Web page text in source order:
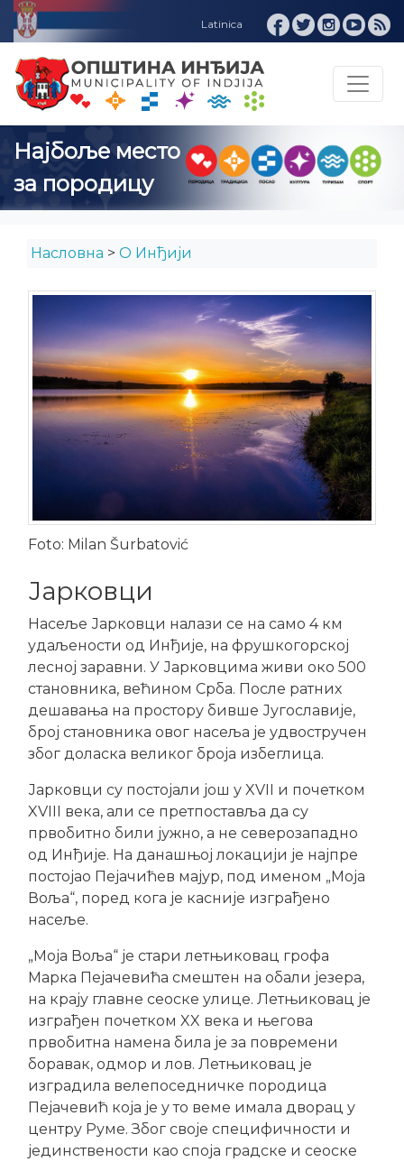
Насловна > О Инђији
Foto: Milan Šurbatović
Јарковци
Насеље Јарковци налази се на само 4 км
удаљености од Инђије, на фрушкогорској
лесној заравни. У Јарковцима живи око 500
становника, већином Срба. После ратних
дешавања на простору бивше Југославије,
број становника овог насеља је удвостручен
због доласка великог броја избеглица.
Јарковци су постојали још у XVII и почетком
XVIII века, али се претпоставља да су
првобитно били јужно, а не северозападно
од Инђије. На данашњој локацији је најпре
постојао Пејачићев мајур, под именом „Моја
Воља“, поред кога је касније изграђено
насеље.
„Моја Воља“ је стари летњиковац грофа
Марка Пејачевића смештен на обали језера,
на крају главне сеоске улице. Летњиковац је
изграђен почетком XX века и његова
првобитна намена била је за повремени
боравак, одмор и лов. Летњиковац је
изградила велепоседничке породица
Пејачевић која је у то веме имала дворац у
центру Руме. Због своје специфичности и
јединствености као споја градске и сеоске